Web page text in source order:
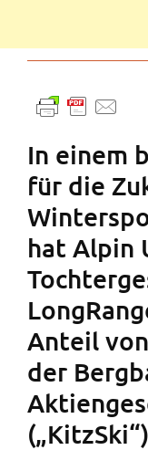
In einem
für die
hat Alpin
Anteil
der